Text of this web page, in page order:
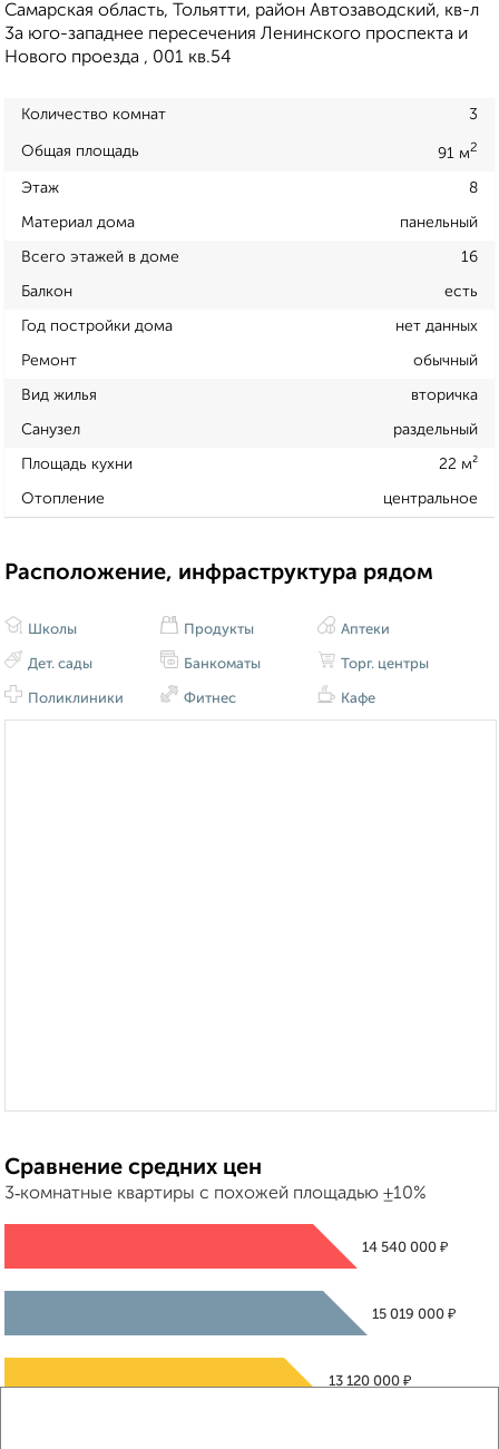
Самарская область, Тольятти, район Автозаводский, кв-л
3а юго-западнее пересечения Ленинского проспекта и
Нового проезда , 001 кв.54
Количество комнат 3
Общая площадь 91 м2
Этаж 8
Материал дома панельный
Всего этажей в доме 16
Балкон есть
Год постройки дома нет данных
Ремонт обычный
Вид жилья вторичка
Санузел раздельный
Площадь кухни 22 м²
Отопление центральное
Расположение, инфраструктура рядом
Школы
Дет. сады
Поликлиники
Продукты
Банкоматы
Фитнес
Аптеки
Торг. центры
Кафе
Сравнение средних цен
3‑комнатные квартиры с похожей площадью ±10%
14 540 000₽
15 019 000 ₽
13 120 000 ₽